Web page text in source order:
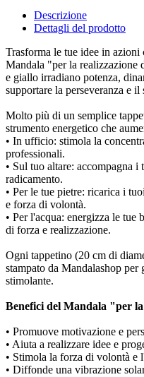
Descrizione
Dettagli del prodotto
Trasforma le tue idee in
Mandala "per la realizzazione
e giallo irradiano potenza,
supportare la perseveranza e il
Molto più di un semplice
strumento energetico che
• In ufficio: stimola la
professionali.
• Sul tuo altare: accompagna
radicamento.
• Per le tue pietre: ricarica i
e forza di volontà.
• Per l'acqua: energizza le tue
di forza e realizzazione.
Ogni tappetino (20 cm di
stampato da Mandalashop
stimolante.
Benefici del Mandala "per
• Promuove motivazione e
• Aiuta a realizzare idee e
• Stimola la forza di volontà e
• Diffonde una vibrazione